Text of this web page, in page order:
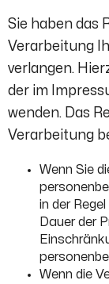
Sie haben das
Verarbeitung
verlangen.
der im
wenden. Das
Verarbeitung
Wenn Sie
in der
Dauer der
Wenn die